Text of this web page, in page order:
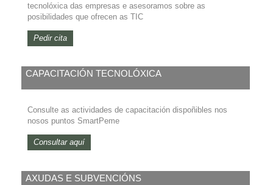
tecnolóxica das empresas e asesoramos sobre as
posibilidades que ofrecen as TIC
Pedir cita
CAPACITACIÓN TECNOLÓXICA
Consulte as actividades de capacitación dispoñibles nos
nosos puntos SmartPeme
Consultar aquí
AXUDAS E SUBVENCIÓNS